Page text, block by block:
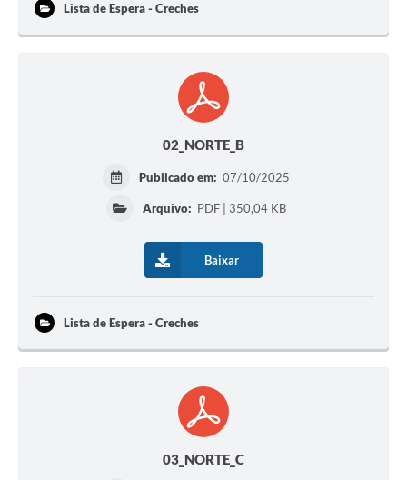
Lista de Espera - Creches
02_NORTE_B
Publicado em: 07/10/2025
Arquivo: PDF | 350,04 KB
Baixar
Lista de Espera - Creches
03_NORTE_C